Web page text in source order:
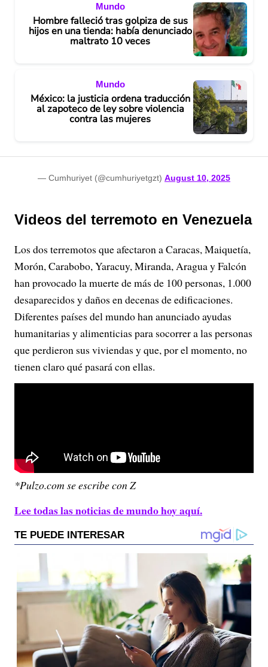
Mundo
Hombre falleció tras golpiza de sus
hijos en una tienda: había denunciado
maltrato 10 veces
Mundo
México: la justicia ordena traducción
al zapoteco de ley sobre violencia
contra las mujeres
— Cumhuriyet (@cumhuriyetgzt) August 10, 2025
Videos del terremoto en Venezuela
Los dos terremotos que afectaron a Caracas, Maiquetía,
Morón, Carabobo, Yaracuy, Miranda, Aragua y Falcón
han provocado la muerte de más de 100 personas, 1.000
desaparecidos y daños en decenas de edificaciones.
Diferentes países del mundo han anunciado ayudas
humanitarias y alimenticias para socorrer a las personas
que perdieron sus viviendas y que, por el momento, no
tienen claro qué pasará con ellas.
*Pulzo.com se escribe con Z
Lee todas las noticias de mundo hoy aquí.